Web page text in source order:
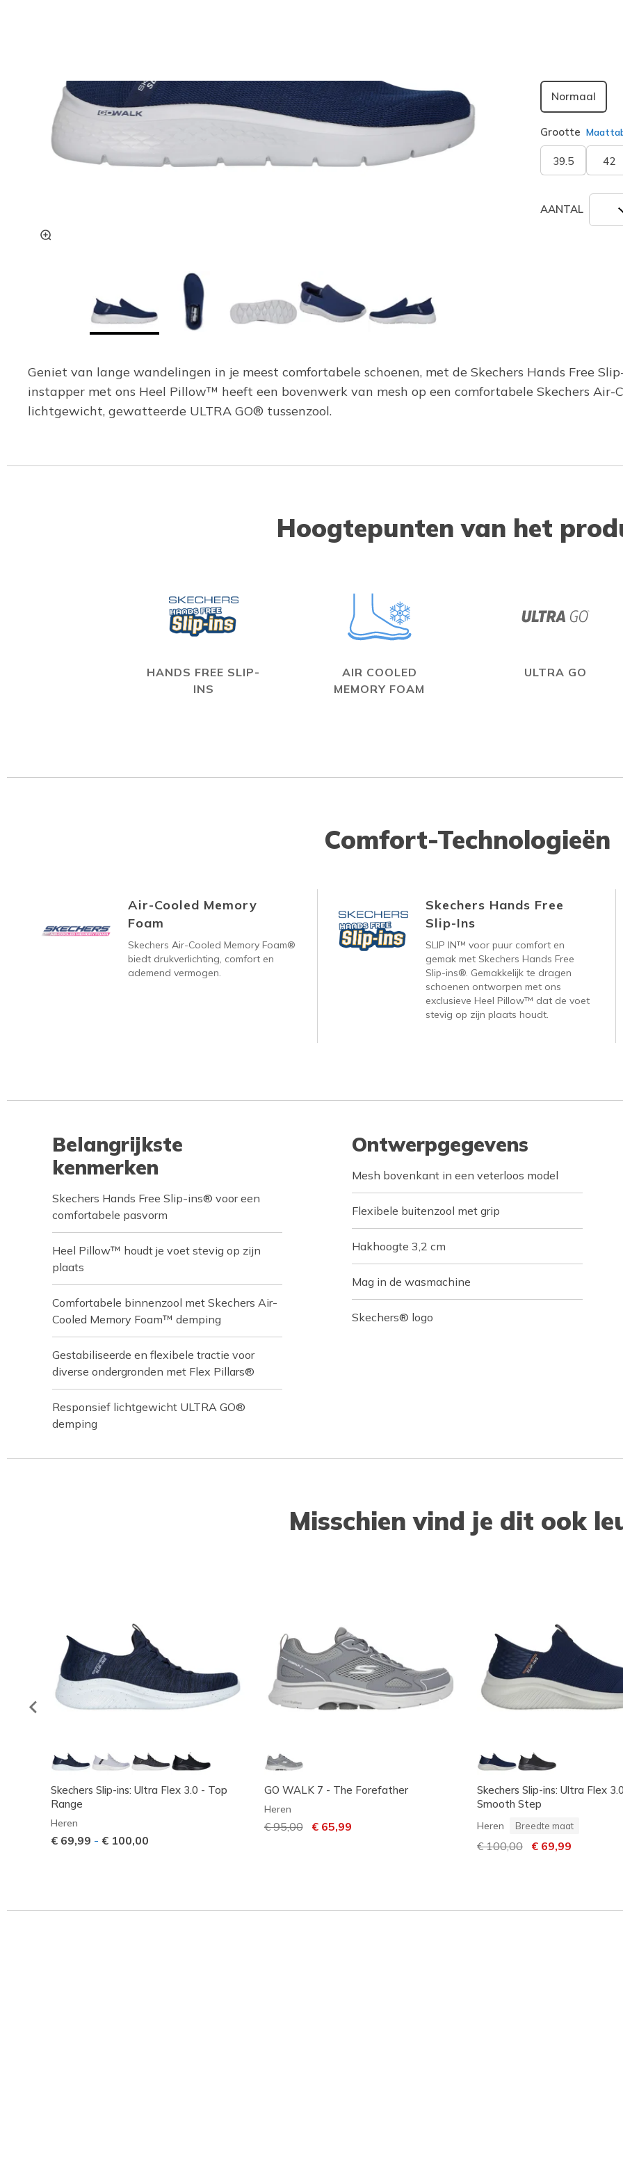
Normaal
Grootte
39.5 42
AANTAL
Geniet van lange wandelingen in je meest comfortabele schoenen, met de Skechers Hands Free
instapper met ons Heel Pillow™ heeft een bovenwerk van mesh op een comfortabele Skechers Air-
lichtgewicht, gewatteerde ULTRA GO® tussenzool.
Hoogtepunten van het
HANDS FREE SLIP-
INS
AIR COOLED
MEMORY FOAM
ULTRA GO
Comfort-Technologieën
Air-Cooled Memory
Foam
Skechers Air-Cooled Memory Foam®
biedt drukverlichting, comfort en
ademend vermogen.
Skechers Hands Free
Slip-Ins
SLIP IN™ voor puur comfort en
gemak met Skechers Hands Free
Slip-ins®. Gemakkelijk te dragen
schoenen ontworpen met ons
exclusieve Heel Pillow™ dat de voet
stevig op zijn plaats houdt.
Belangrijkste
kenmerken
Skechers Hands Free Slip-ins® voor een
comfortabele pasvorm
Heel Pillow™ houdt je voet stevig op zijn
plaats
Comfortabele binnenzool met Skechers Air-
Cooled Memory Foam™ demping
Gestabiliseerde en flexibele tractie voor
diverse ondergronden met Flex Pillars®
Responsief lichtgewicht ULTRA GO®
demping
Ontwerpgegevens
Mesh bovenkant in een veterloos model
Flexibele buitenzool met grip
Hakhoogte 3,2 cm
Mag in de wasmachine
Skechers® logo
Misschien vind je dit ook
Skechers Slip-ins: Ultra Flex 3.0 - Top
Range
Heren
€ 69,99 - € 100,00
GO WALK 7 - The Forefather
Heren
Prijs verlaagd van
€ 95,00naar
€ 65,99
Skechers Slip-ins: Ultra Flex
Smooth Step
Heren Breedte maat
Prijs verlaagd van
€ 100,00 naar
€ 69,99